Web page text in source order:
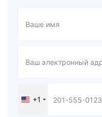
United
+1